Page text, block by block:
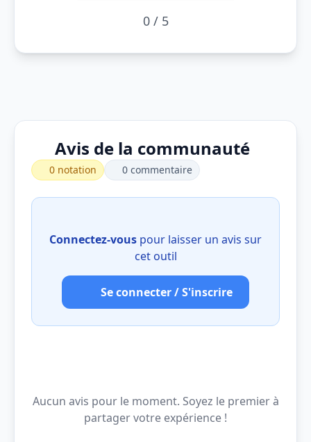
0 / 5
Avis de la communauté
0 notation 0 commentaire
Connectez-vous pour laisser un avis sur
cet outil
Se connecter / S'inscrire
Aucun avis pour le moment. Soyez le premier à
partager votre expérience !